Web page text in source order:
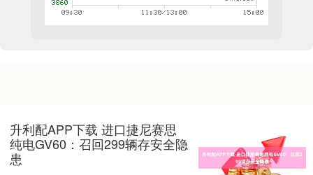
升利配APP下载 进口捷尼赛思
纯电GV60：召回299辆存安全隐
患